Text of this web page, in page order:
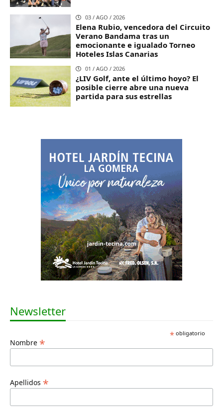
03 / AGO / 2026
Elena Rubio, vencedora del Circuito
Verano Bandama tras un
emocionante e igualado Torneo
Hoteles Islas Canarias
01 / AGO / 2026
¿LIV Golf, ante el último hoyo? El
posible cierre abre una nueva
partida para sus estrellas
Newsletter
*obligatorio
Nombre *
Apellidos *